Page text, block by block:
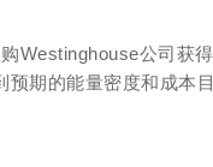
Westinghouse公司获
期的能量密度和成本